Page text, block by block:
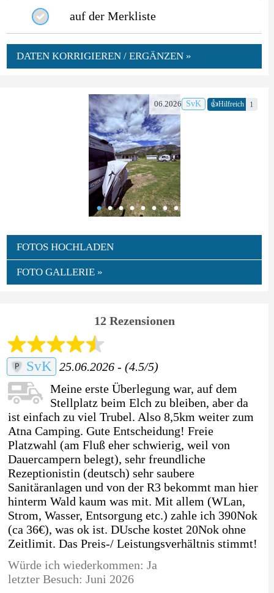
auf der Merkliste
DATEN KORRIGIEREN / ERGÄNZEN »
06.2026 SvK 👍Hilfreich 1
FOTOS HOCHLADEN
FOTO GALLERIE »
12 Rezensionen
SvK
25.06.2026 - (4.5/5)
Meine erste Überlegung war, auf dem
Stellplatz beim Elch zu bleiben, aber da
ist einfach zu viel Trubel. Also 8,5km weiter zum
Atna Camping. Gute Entscheidung! Freie
Platzwahl (am Fluß eher schwierig, weil von
Dauercampern belegt), sehr freundliche
Rezeptionistin (deutsch) sehr saubere
Sanitäranlagen und von der R3 bekommt man hier
hinterm Wald kaum was mit. Mit allem (WLan,
Strom, Wasser, Entsorgung etc.) zahle ich 390Nok
(ca 36€), was ok ist. DUsche kostet 20Nok ohne
Zeitlimit. Das Preis-/ Leistungsverhältnis stimmt!
Würde ich wiederkommen: Ja
letzter Besuch: Juni 2026